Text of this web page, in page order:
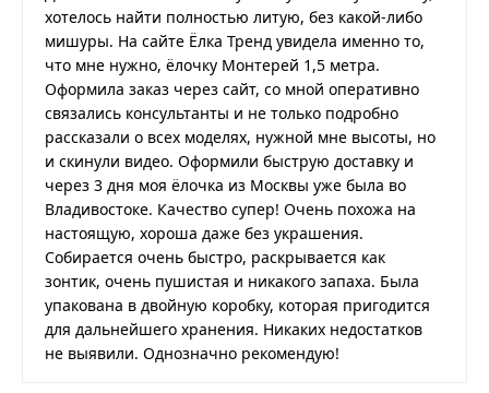
хотелось найти полностью литую, без какой-либо
мишуры. На сайте Ёлка Тренд увидела именно то,
что мне нужно, ёлочку Монтерей 1,5 метра.
Оформила заказ через сайт, со мной оперативно
связались консультанты и не только подробно
рассказали о всех моделях, нужной мне высоты, но
и скинули видео. Оформили быструю доставку и
через 3 дня моя ёлочка из Москвы уже была во
Владивостоке. Качество супер! Очень похожа на
настоящую, хороша даже без украшения.
Собирается очень быстро, раскрывается как
зонтик, очень пушистая и никакого запаха. Была
упакована в двойную коробку, которая пригодится
для дальнейшего хранения. Никаких недостатков
не выявили. Однозначно рекомендую!